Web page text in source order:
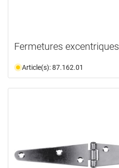
Fermetures excentriques
Article(s): 87.162.01